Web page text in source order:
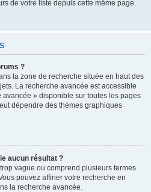
de votre liste depuis cette même page.
?
la zone de recherche située en haut des
La recherche avancée est accessible
» disponible sur toutes les pages
dépendre des thèmes graphiques
aucun résultat ?
vague ou comprend plusieurs termes
pouvez affiner votre recherche en
la recherche avancée.